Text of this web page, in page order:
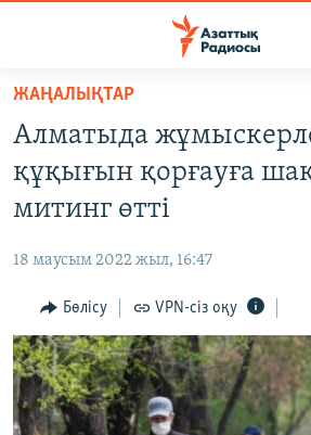
Skip
main
content
Skip
to
main
Navigation
to
Search
AZATTYQTV
АДАМ ҚҰҚЫҚТАРЫ
ӘЛЕУМЕТ
ӘЛЕМ
АРНАЙЫ ЖОБАЛАР
ЖАҢАЛЫҚТАР
Алматыда
құқығын қорғауға
митинг өтті
18 маусым 2022 жыл, 16:47
Бөлісу VPN-сіз оқу